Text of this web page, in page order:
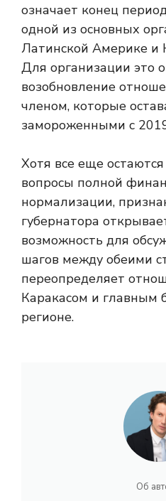
означает конец
одной из основных
Латинской Америке и
Для организации это
возобновление
членом, которые
замороженными с
Хотя все еще
вопросы полной
нормализации,
губернатора
возможность для
шагов между обеими
переопределяет
Каракасом и главным
регионе.
Об